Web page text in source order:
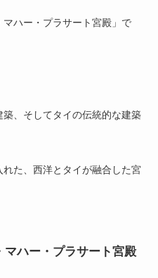
ハー・プラサート宮殿」で
、そしてタイの伝統的な建築
た、西洋とタイが融合した宮
マハー・プラサート宮殿